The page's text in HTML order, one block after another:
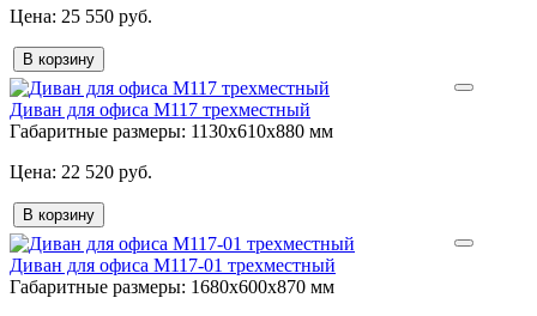
25 550 руб.
В корзину
Диван для офиса М117 трехместный
Габаритные размеры: 1130х610х880 мм
22 520 руб.
В корзину
Диван для офиса М117-01 трехместный
Габаритные размеры: 1680х600х870 мм